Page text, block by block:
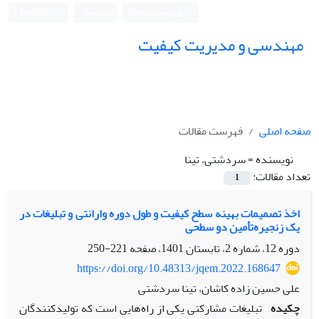
مهندسی و مدیریت کیفیت
صفحه اصلی
فهرست مقالات
نویسنده =سردشتی، تینا
تعداد مقالات:
1
اخذ تصمیمات بهینه سطح کیفیت و طول دوره وارانتی و تبلیغات در
یک زنجیره‌تأمین دو سطحی ‏
دوره 12، شماره 2، تابستان 1401، صفحه
221-250
https://doi.org/10.48313/jqem.2022.168647
علی حسین زاده کاشان، تینا سردشتی
چکیده تبلیغات مشارکتی یکی از راه‌هایی است که تولید‌کنندگان